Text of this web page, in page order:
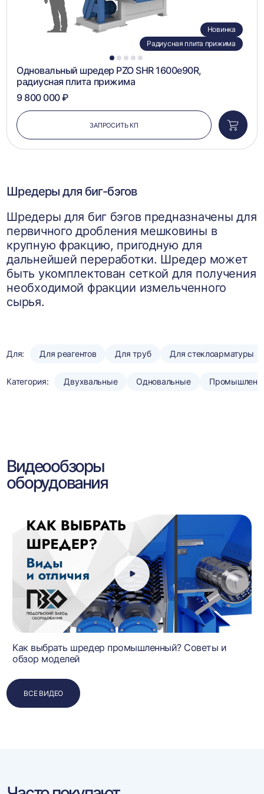
1 2 3 4 5
Новинка
Радиусная плита прижима
Одновальный шредер PZO SHR 1600e90R,
радиусная плита прижима
9 800 000 ₽
ЗАПРОСИТЬ КП
в
Шредеры для биг-бэгов
Шредеры для биг бэгов предназначены для
первичного дробления мешковины в
крупную фракцию, пригодную для
дальнейшей переработки. Шредер может
быть укомплектован сеткой для получения
необходимой фракции измельченного
сырья.
Для: Для реагентов Для труб Для стеклоарматуры
Категория: Двухвальные Одновальные
Видеообзоры
оборудования
Как выбрать шредер промышленный? Советы и
обзор моделей
ВСЕ ВИДЕО